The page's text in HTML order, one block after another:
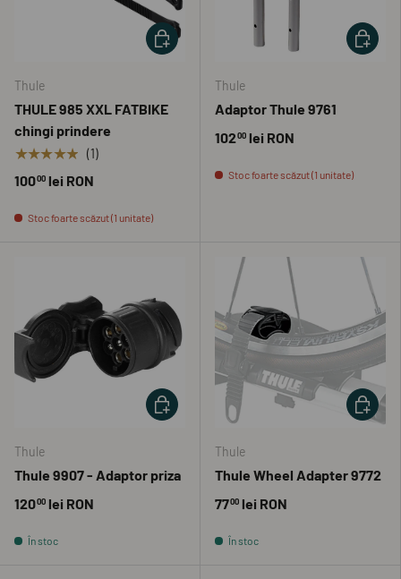
Thule
THULE 985 XXL FATBIKE
chingi prindere
★★★★★ (1)
10000 lei RON
Stoc foarte scăzut (1 unitate)
ADAUGĂ ÎN COȘ
Thule
Adaptor Thule 9761
10200 lei RON
Stoc foarte scăzut (1 unitate)
Thule
Thule 9907 - Adaptor priza
12000 lei RON
În stoc
ADAUGĂ ÎN COȘ
Thule
Thule Wheel Adapter 9772
7700 lei RON
În stoc